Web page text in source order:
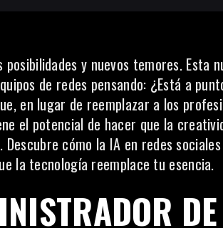
y nuevos temores. Esta
de redes pensando: ¿Está a
en lugar de reemplazar a los
el potencial de hacer que la
cómo la IA en redes
la tecnología reemplace tu esencia.